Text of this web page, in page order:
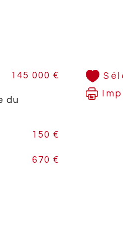
Ce
145 000 €
du
150 €
670 €